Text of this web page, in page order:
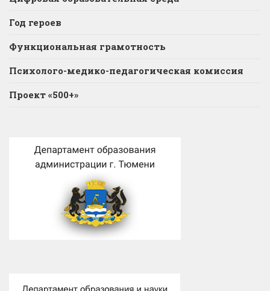
Год героев
Функциональная грамотность
Психолого-медико-педагогическая комиссия
Проект «500+»